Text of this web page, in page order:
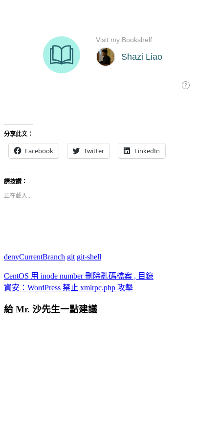
分享此文：
Facebook Twitter LinkedIn
請按讚：
正在載入...
denyCurrentBranch git git-shell
CentOS 用 inode number 刪除亂碼檔案 , 目錄
資安：WordPress 禁止 xmlrpc.php 攻擊
給 Mr. 沙先生一點建議